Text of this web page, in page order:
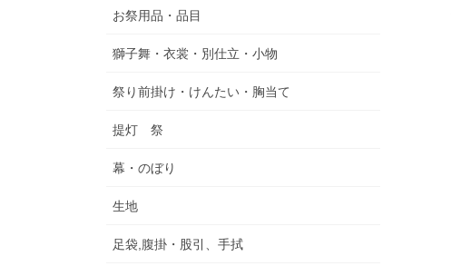
お祭用品・品目
獅子舞・衣裳・別仕立・小物
祭り前掛け・けんたい・胸当て
提灯 祭
幕・のぼり
生地
足袋,腹掛・股引、手拭